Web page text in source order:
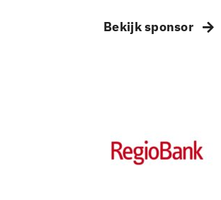
Bekijk sponsor